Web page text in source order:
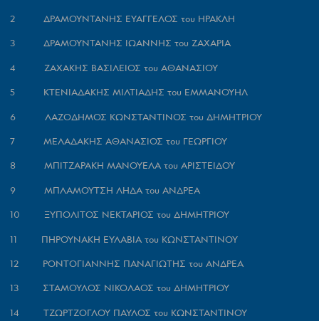
2 ΔΡΑΜΟΥΝΤΑΝΗΣ ΕΥΑΓΓΕΛΟΣ του ΗΡΑΚΛΗ
3 ΔΡΑΜΟΥΝΤΑΝΗΣ ΙΩΑΝΝΗΣ του ΖΑΧΑΡΙΑ
4 ΖΑΧΑΚΗΣ ΒΑΣΙΛΕΙΟΣ του ΑΘΑΝΑΣΙΟΥ
5 ΚΤΕΝΙΑΔΑΚΗΣ ΜΙΛΤΙΑΔΗΣ του ΕΜΜΑΝΟΥΗΛ
6 ΛΑΖΟΔΗΜΟΣ ΚΩΝΣΤΑΝΤΙΝΟΣ του ΔΗΜΗΤΡΙΟΥ
7 ΜΕΛΑΔΑΚΗΣ ΑΘΑΝΑΣΙΟΣ του ΓΕΩΡΓΙΟΥ
8 ΜΠΙΤΖΑΡΑΚΗ ΜΑΝΟΥΕΛΑ του ΑΡΙΣΤΕΙΔΟΥ
9 ΜΠΛΑΜΟΥΤΣΗ ΛΗΔΑ του ΑΝΔΡΕΑ
10 ΞΥΠΟΛΙΤΟΣ ΝΕΚΤΑΡΙΟΣ του ΔΗΜΗΤΡΙΟΥ
11 ΠΗΡΟΥΝΑΚΗ ΕΥΛΑΒΙΑ του ΚΩΝΣΤΑΝΤΙΝΟΥ
12 ΡΟΝΤΟΓΙΑΝΝΗΣ ΠΑΝΑΓΙΩΤΗΣ του ΑΝΔΡΕΑ
13 ΣΤΑΜΟΥΛΟΣ ΝΙΚΟΛΑΟΣ του ΔΗΜΗΤΡΙΟΥ
14 ΤΖΩΡΤΖΟΓΛΟΥ ΠΑΥΛΟΣ του ΚΩΝΣΤΑΝΤΙΝΟΥ